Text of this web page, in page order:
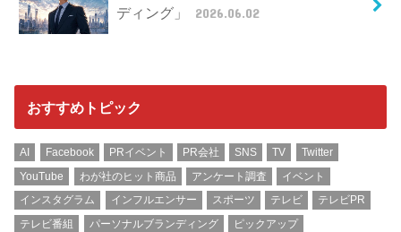
ディング」
2026.06.02
おすすめトピック
AI Facebook PRイベント PR会社 SNS TV
Twitter
YouTube
わが社のヒット商品 アンケート調査
イベント
インスタグラム
インフルエンサー スポーツ テレビ
テレビPR
テレビ番組
パーソナルブランディング
ピックアップ